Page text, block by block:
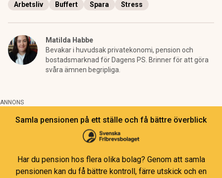
Arbetsliv Buffert Spara Stress
Matilda Habbe
Bevakar i huvudsak privatekonomi, pension och
bostadsmarknad för Dagens PS. Brinner för att göra
svåra ämnen begripliga.
ANNONS
Samla pensionen på ett ställe och få bättre överblick
Har du pension hos flera olika bolag? Genom att samla
pensionen kan du få bättre kontroll, färre utskick och en